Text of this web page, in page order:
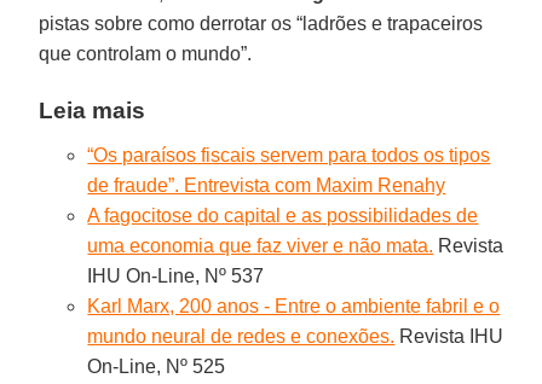
pistas sobre como derrotar os “ladrões e trapaceiros
que controlam o mundo”.
Leia mais
“Os paraísos fiscais servem para todos os tipos
de fraude”. Entrevista com Maxim Renahy
A fagocitose do capital e as possibilidades de
uma economia que faz viver e não mata. Revista
IHU On-Line, Nº 537
Karl Marx, 200 anos - Entre o ambiente fabril e o
mundo neural de redes e conexões. Revista IHU
On-Line, Nº 525